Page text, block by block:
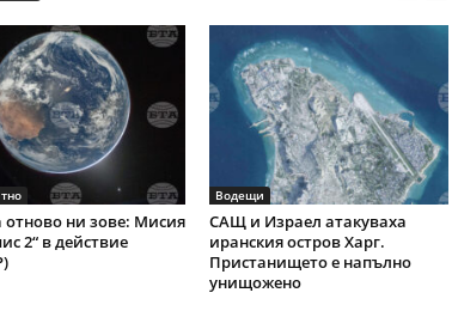
отново ни зове: Мисия
2“ в действие
Водещи
САЩ и Израел атакуваха
иранския остров Харг.
Пристанището е напълно
унищожено